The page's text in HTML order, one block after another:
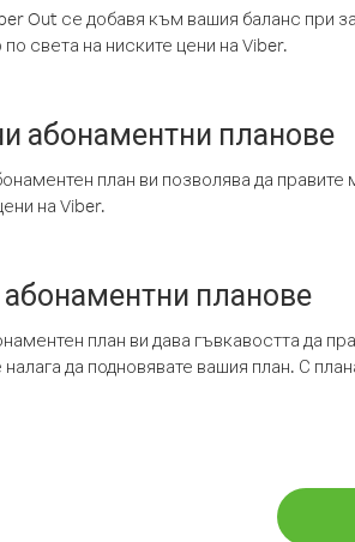
Out се добавя към вашия баланс при
света на ниските цени на Viber.
абонаментни планове
план ви позволява да
на Viber.
планове
план ви дава гъвкавостта да
налага да подновявате вашия план. С